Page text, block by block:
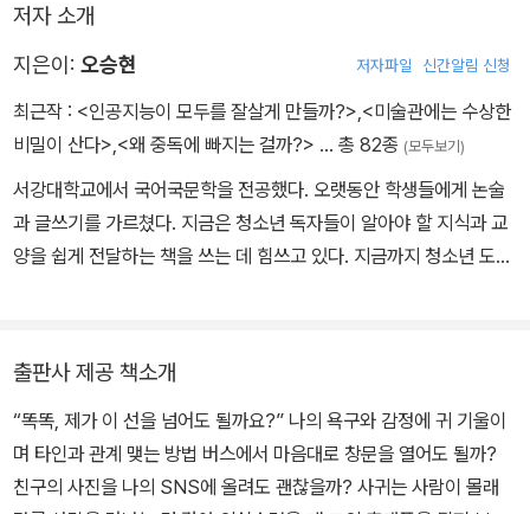
저자 소개
지은이: 오승현 저자파일 신간알림 신청
최근작 : <인공지능이 모두를 잘살게 만들까?> <미술관에는 수상한
비밀이 산다> <왜 중독에 빠지는 걸까?> … 총 82종 (모두보기)
서강대학교에서 국어국문학을 전공했다. 오랫동안 학생들에게 논술
과 글쓰기를 가르쳤다. 지금은 청소년 독자들이 알아야 할 지식과 교
양을 쉽게 전달하는 책을 쓰는 데 힘쓰고 있다. 지금까지 청소년 도서
다』, 『지구에 옷이 너무 많다고?』, 『세계는 왜 끝없이 싸울까?』, 『지
금은 지구를 구할 시간』, 『차별은 세상을 병들게 해요』 등을 썼다. 『생
각의 주인은 나』는 중학교 국어 교과서에 실렸다.
출판사 제공 책소개
“똑똑, 제가 이 선을 넘어도 될까요?” 나의 욕구와 감정에 귀 기울이
며 타인과 관계 맺는 방법 버스에서 마음대로 창문을 열어도 될까?
친구의 사진을 나의 SNS에 올려도 괜찮을까? 사귀는 사람이 몰래